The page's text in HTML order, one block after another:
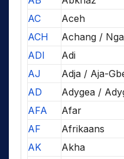
AC
Aceh
ACH
Achang /
ADI
Adi
AJ
Adja / Aja-
AD
Adygea /
AFA
Afar
AF
Afrikaans
AK
Akha